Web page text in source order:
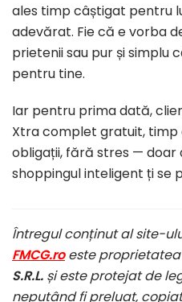
ales timp câștigat pentru
adevărat. Fie că e vorba
prietenii sau pur și simplu
pentru tine.
Iar pentru prima dată,
Xtra complet gratuit, timp
obligații, fără stres — doar
shoppingul inteligent ți se
Întregul conținut al site-
FMCG.roeste proprietatea
S.R.L. și este protejat de
neputând fi preluat,